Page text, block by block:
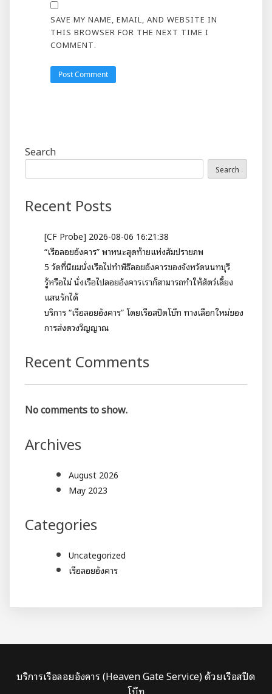
SAVE MY NAME, EMAIL, AND WEBSITE IN
THIS BROWSER FOR THE NEXT TIME I
COMMENT.
Search
Search
Recent Posts
[CF Probe] 2026-08-06 16:21:38
“เรือลอยอังคาร” พาหนะสุดท้ายแห่งสัมปรายภพ
5 วัดที่นิยมนั่งเรือไปทำพิธีลอยอังคารของจังหวัดนนทบุรี
รู้หรือไม่ นั่งเรือไปลอยอังคารเราก็สามารถทำให้สัตว์เลี้ยง
แสนรักได้
บริการ “เรือลอยอังคาร” โดยเรือสปีดโบ๊ท ทางเลือกใหม่ของ
การส่งดวงวิญญาณ
Recent Comments
No comments to show.
Archives
August 2026
May 2023
Categories
Uncategorized
เรือลอยอังคาร
บริการเรือลอยอังคาร (Heaven Gate Service) ด้วยเรือสปีด
โบ๊ท